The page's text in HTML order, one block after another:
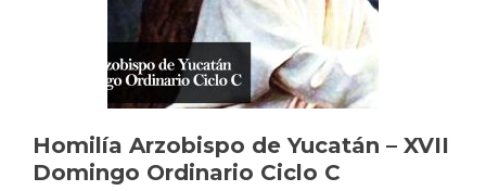
Homilía Arzobispo de Yucatán – XVII
Domingo Ordinario Ciclo C